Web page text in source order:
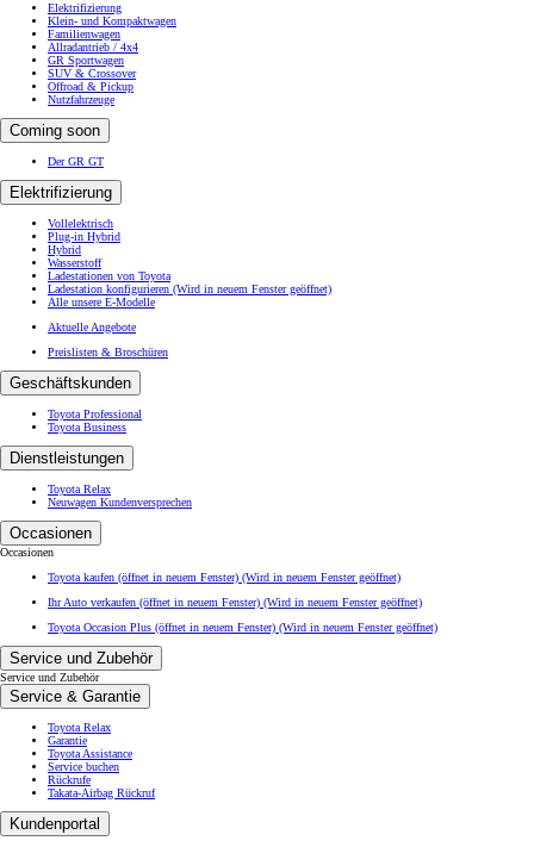
Elektrifizierung
Klein- und Kompaktwagen
Familienwagen
Allradantrieb / 4x4
GR Sportwagen
SUV & Crossover
Offroad & Pickup
Nutzfahrzeuge
Coming soon
Der GR GT
Elektrifizierung
Vollelektrisch
Plug-in Hybrid
Hybrid
Wasserstoff
Ladestationen von Toyota
Ladestation konfigurieren (Wird in neuem Fenster geöffnet)
Alle unsere E-Modelle
Aktuelle Angebote
Preislisten & Broschüren
Geschäftskunden
Toyota Professional
Toyota Business
Dienstleistungen
Toyota Relax
Neuwagen Kundenversprechen
Occasionen
Occasionen
Toyota kaufen (öffnet in neuem Fenster) (Wird in neuem Fenster geöffnet)
Ihr Auto verkaufen (öffnet in neuem Fenster) (Wird in neuem Fenster geöffnet)
Toyota Occasion Plus (öffnet in neuem Fenster) (Wird in neuem Fenster geöffnet)
Service und Zubehör
Service und Zubehör
Service & Garantie
Toyota Relax
Garantie
Toyota Assistance
Service buchen
Rückrufe
Takata-Airbag Rückruf
Kundenportal